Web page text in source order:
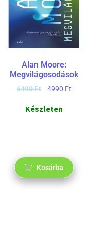
Alan Moore:
Megvilágosodások
6490Ft 4990 Ft
Készleten
Kosárba